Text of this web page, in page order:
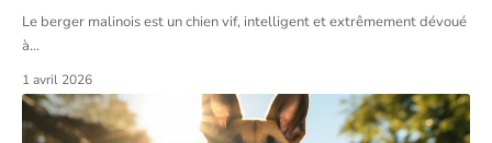
Le berger malinois est un chien vif, intelligent et extrêmement dévoué
à…
1 avril 2026